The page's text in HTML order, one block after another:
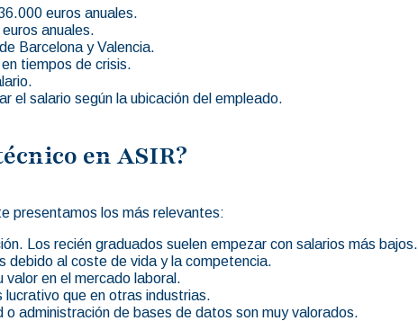
euros anuales.
anuales.
Barcelona y Valencia.
tiempos de crisis.
el salario según la ubicación del empleado.
en ASIR?
presentamos los más relevantes:
Los recién graduados suelen empezar con salarios más bajos.
debido al coste de vida y la competencia.
en el mercado laboral.
que en otras industrias.
administración de bases de datos son muy valorados.